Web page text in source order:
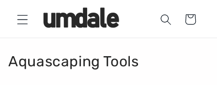
directamente
al contenido
Carrito
C
Aquascaping Tools